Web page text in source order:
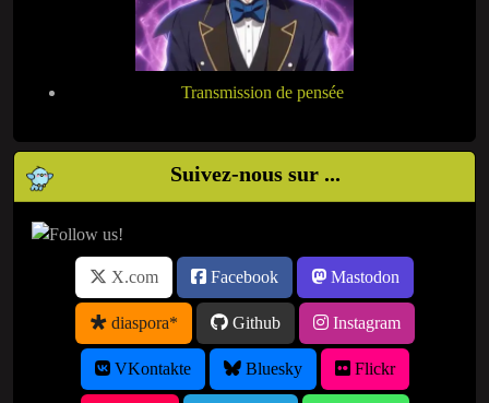
Transmission de pensée
Suivez-nous sur ...
X.com Facebook Mastodon
diaspora* Github Instagram
VKontakte Bluesky Flickr